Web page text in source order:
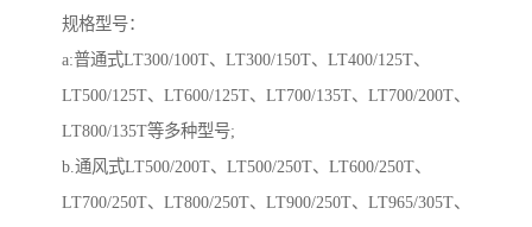
规格型号：
a:普通式LT300/100T、LT300/150T、LT400/125T、
LT500/125T、LT600/125T、LT700/135T、LT700/200T、
LT800/135T等多种型号;
b.通风式LT500/200T、LT500/250T、LT600/250T、
LT700/250T、LT800/250T、LT900/250T、LT965/305T、